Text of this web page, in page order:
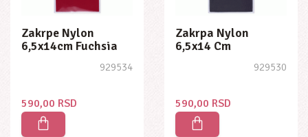
Zakrpe Nylon
6,5x14cm Fuchsia
929534
590,00 RSD
Zakrpa Nylon
6,5x14 Cm
929530
590,00 RSD